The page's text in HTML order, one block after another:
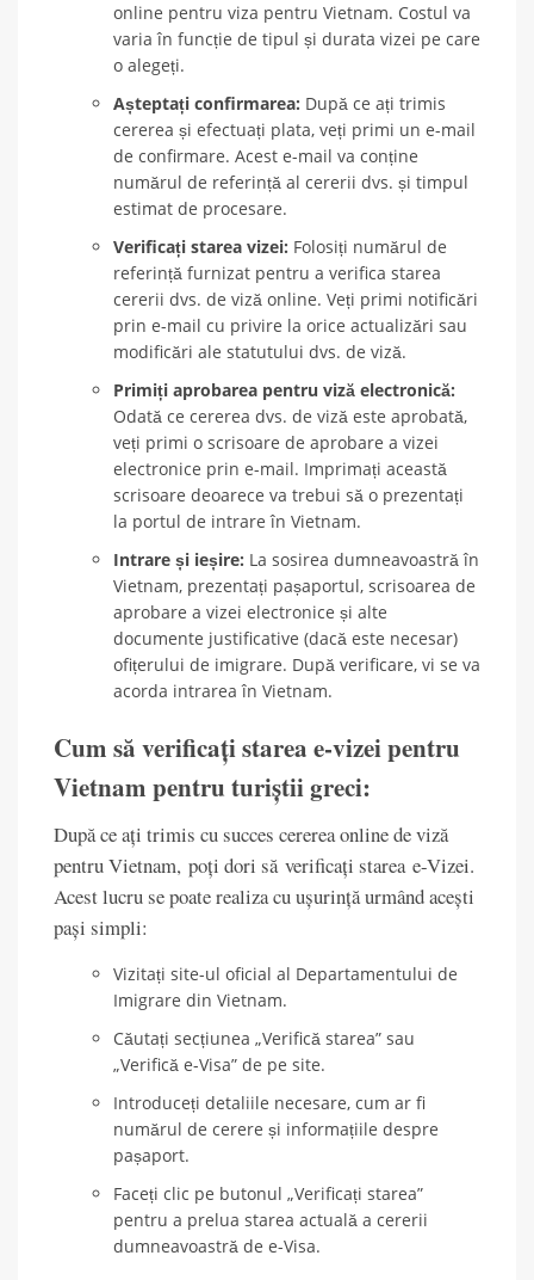
online pentru viza pentru Vietnam. Costul va
varia în funcție de tipul și durata vizei pe care
o alegeți.
Așteptați confirmarea: După ce ați trimis
cererea și efectuați plata, veți primi un e-mail
de confirmare. Acest e-mail va conține
numărul de referință al cererii dvs. și timpul
estimat de procesare.
Verificați starea vizei: Folosiți numărul de
referință furnizat pentru a verifica starea
cererii dvs. de viză online. Veți primi notificări
prin e-mail cu privire la orice actualizări sau
modificări ale statutului dvs. de viză.
Primiți aprobarea pentru viză electronică:
Odată ce cererea dvs. de viză este aprobată,
veți primi o scrisoare de aprobare a vizei
electronice prin e-mail. Imprimați această
scrisoare deoarece va trebui să o prezentați
la portul de intrare în Vietnam.
Intrare și ieșire: La sosirea dumneavoastră în
Vietnam, prezentați pașaportul, scrisoarea de
aprobare a vizei electronice și alte
documente justificative (dacă este necesar)
ofițerului de imigrare. După verificare, vi se va
acorda intrarea în Vietnam.
Cum să verificați starea e-vizei pentru
Vietnam pentru turiștii greci:
După ce ați trimis cu succes cererea online de viză
pentru Vietnam, poți dori să verificați starea e-Vizei.
Acest lucru se poate realiza cu ușurință urmând acești
pași simpli:
Vizitați site-ul oficial al Departamentului de
Imigrare din Vietnam.
Căutați secțiunea „Verifică starea” sau
„Verifică e-Visa” de pe site.
Introduceți detaliile necesare, cum ar fi
numărul de cerere și informațiile despre
pașaport.
Faceți clic pe butonul „Verificați starea”
pentru a prelua starea actuală a cererii
dumneavoastră de e-Visa.